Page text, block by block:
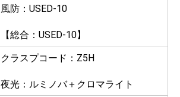
風防：USED-10
【総合：USED-10】
クラスプコード：Z5H
夜光：ルミノバ＋クロマライト